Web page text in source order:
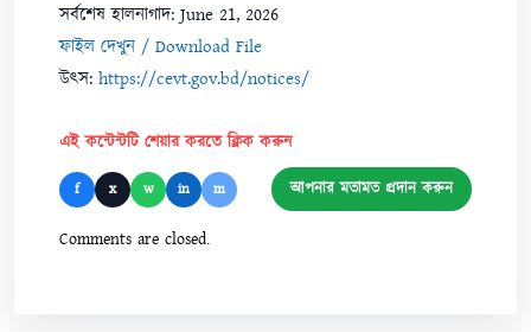
সর্বশেষ হালনাগাদ: June 21, 2026
ফাইল দেখুন / Download File
উৎস: https://cevt.gov.bd/notices/
এই কন্টেন্টটি শেয়ার করতে ক্লিক করুন
f x w in m আপনার মতামত প্রদান করুন
Comments are closed.